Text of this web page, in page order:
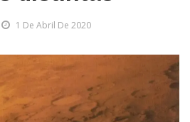
1 De Abril De 2020